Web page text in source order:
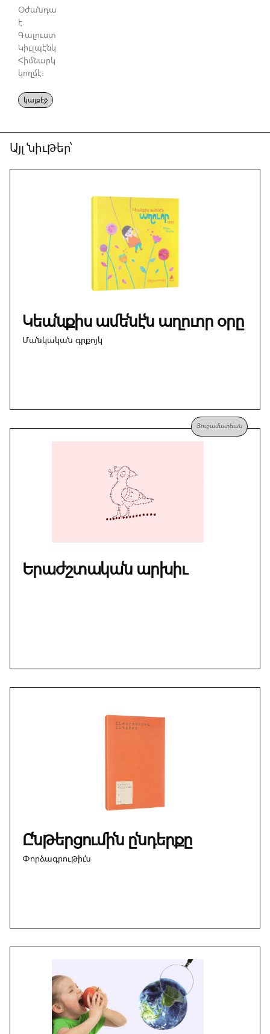
Օժանդակուած
է
Գալուստ
Կիւլպէնկեան
Հիմնարկութեան
կողմէ։
կայքէջ
Այլ նիւթեր՝
Կեանքիս ամենէն աղուոր օրը
Մանկական գրքոյկ
Յուշամատեան
Երաժշտական արխիւ
Ընթերցումին ընդերքը
Փորձագրութիւն